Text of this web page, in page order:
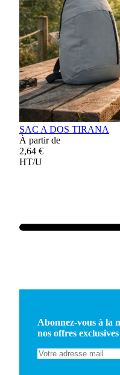
SAC A DOS TIRANA
À partir de
2,64 €
HT/U
Abonnez-vous à la
nos offres